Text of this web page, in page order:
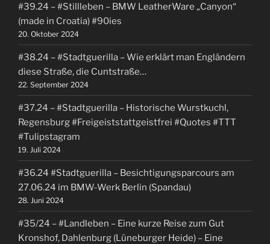
#39.24 – #Stillleben – BMW LeatherWare „Canyon“
(made in Croatia) #90ies
20. Oktober 2024
#38.24 – #Stadtguerilla – Wie erklärt man Engländern
diese Straße, die Cuntstraße…
22. September 2024
#37.24 – #Stadtguerilla – Historische Wurstkuchl,
Regensburg #Freigeiststattgeistfrei #Quotes #TTT
#Tulipstagram
19. Juli 2024
#36.24 #Stadtguerilla – Besichtigungsparcours am
27.06.24 im BMW-Werk Berlin (Spandau)
28. Juni 2024
#35/24 – #Landleben – Eine kurze Reise zum Gut
Kronshof, Dahlenburg (Lüneburger Heide) – Eine